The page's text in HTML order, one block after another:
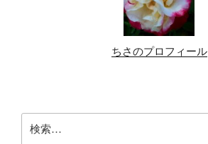
ちさのプロフィール
索: